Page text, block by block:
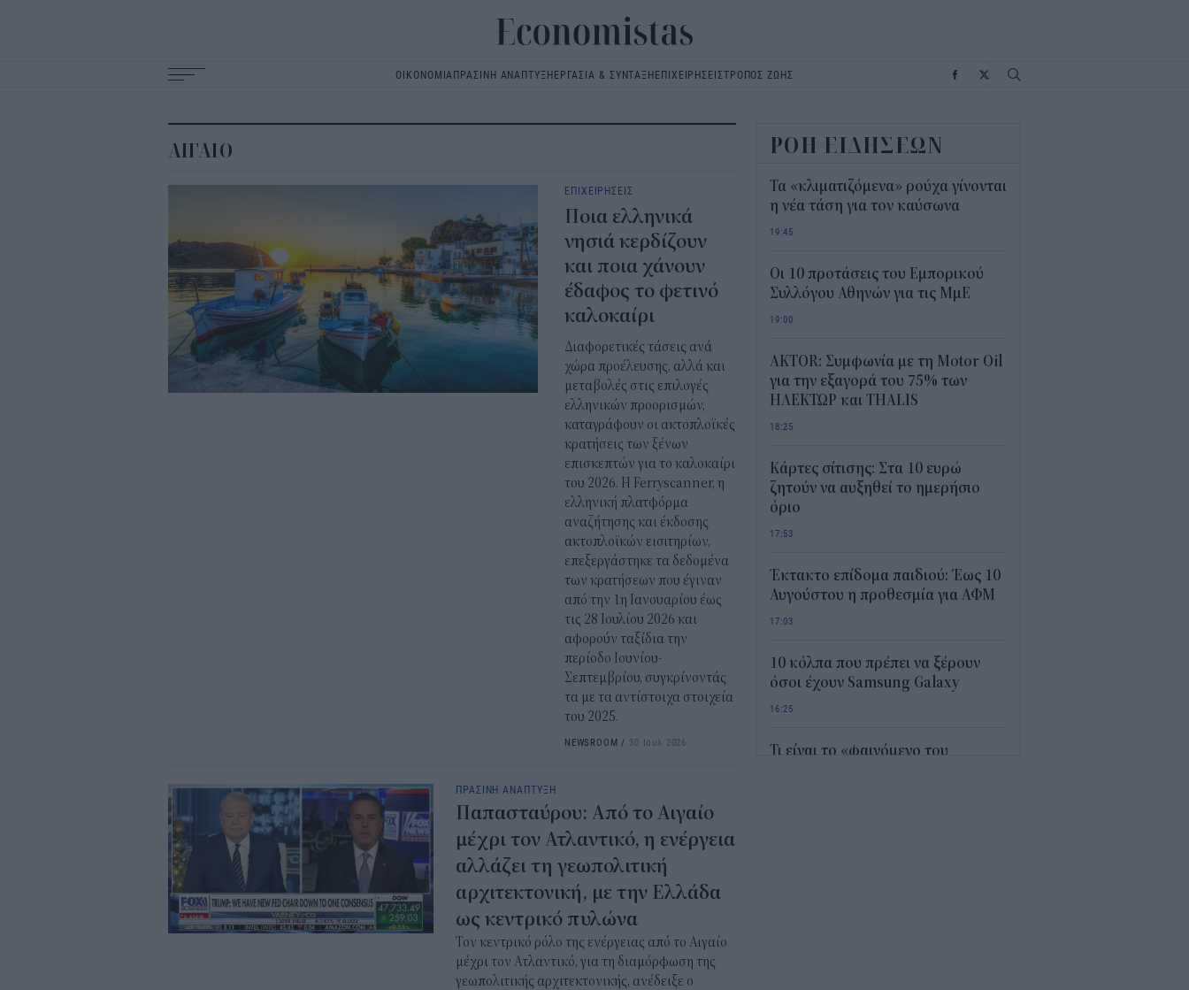
ΟΙΚΟΝΟΜΙΑΠΡΑΣΙΝΗ ΑΝΑΠΤΥΞΗΕΡΓΑΣΙΑ & ΣΥΝΤΑΞΗΕΠΙΧΕΙΡΗΣΕΙΣΤΡΟΠΟΣ ΖΩΗΣ
navigation
ΑΙΓΑΙΟ
ΕΠΙΧΕΙΡΗΣΕΙΣ
Ποια ελληνικά
νησιά κερδίζουν
και ποια χάνουν
έδαφος το φετινό
καλοκαίρι
Διαφορετικές τάσεις ανά
χώρα προέλευσης, αλλά και
μεταβολές στις επιλογές
ελληνικών προορισμών,
καταγράφουν οι ακτοπλοϊκές
κρατήσεις των ξένων
επισκεπτών για το καλοκαίρι
του 2026. Η Ferryscanner, η
ελληνική πλατφόρμα
αναζήτησης και έκδοσης
ακτοπλοϊκών εισιτηρίων,
επεξεργάστηκε τα δεδομένα
των κρατήσεων που έγιναν
από την 1η Ιανουαρίου έως
τις 28 Ιουλίου 2026 και
αφορούν ταξίδια την
περίοδο Ιουνίου-
Σεπτεμβρίου, συγκρίνοντάς
τα με τα αντίστοιχα στοιχεία
του 2025.
NEWSROOM / 30 Ιουλ 2026
ΠΡΑΣΙΝΗ ΑΝΑΠΤΥΞΗ
Παπασταύρου: Από το Αιγαίο
μέχρι τον Ατλαντικό, η ενέργεια
αλλάζει τη γεωπολιτική
αρχιτεκτονική, με την Ελλάδα
ως κεντρικό πυλώνα
Τον κεντρικό ρόλο της ενέργειας από το Αιγαίο
μέχρι τον Ατλαντικό, για τη διαμόρφωση της
γεωπολιτικής αρχιτεκτονικής, ανέδειξε ο
ΡΟΗ ΕΙΔΗΣΕΩΝ
Τα «κλιματιζόμενα» ρούχα γίνονται
η νέα τάση για τον καύσωνα
19:45
Οι 10 προτάσεις του Εμπορικού
Συλλόγου Αθηνών για τις ΜμΕ
19:00
AKTOR: Συμφωνία με τη Motor Oil
για την εξαγορά του 75% των
ΗΛΕΚΤΩΡ και THALIS
18:25
Κάρτες σίτισης: Στα 10 ευρώ
ζητούν να αυξηθεί το ημερήσιο
όριο
17:53
Έκτακτο επίδομα παιδιού: Έως 10
Αυγούστου η προθεσμία για ΑΦΜ
17:03
10 κόλπα που πρέπει να ξέρουν
όσοι έχουν Samsung Galaxy
16:25
Τι είναι το «φαινόμενο του